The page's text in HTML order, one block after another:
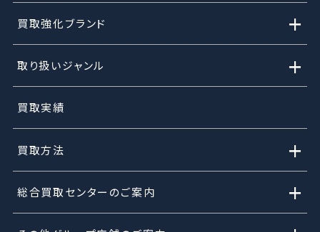
買取強化ブランド +
取り扱いジャンル +
買取実績
買取方法 +
総合買取センターのご案内 +